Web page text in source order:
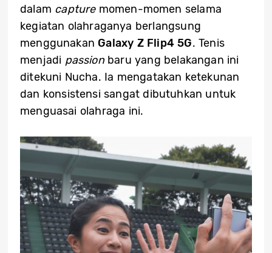
dalam capturemomen-momen selama
kegiatan olahraganya berlangsung
menggunakan Galaxy Z Flip4 5G. Tenis
menjadi passion baru yang belakangan ini
ditekuni Nucha. Ia mengatakan ketekunan
dan konsistensi sangat dibutuhkan untuk
menguasai olahraga ini.